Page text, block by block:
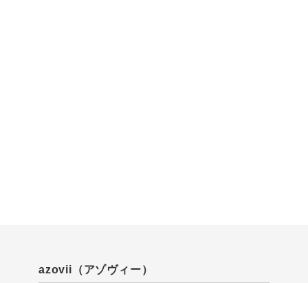
azovii（アゾヴィー）